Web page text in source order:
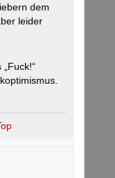
dem
leider